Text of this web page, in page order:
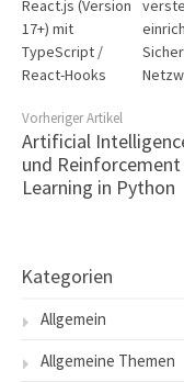
React.js (Version
17+) mit
TypeScript /
React-Hooks
Vorheriger Artikel
Artificial
und Reinforcement
Learning in Python
Kategorien
Allgemein
Allgemeine Themen